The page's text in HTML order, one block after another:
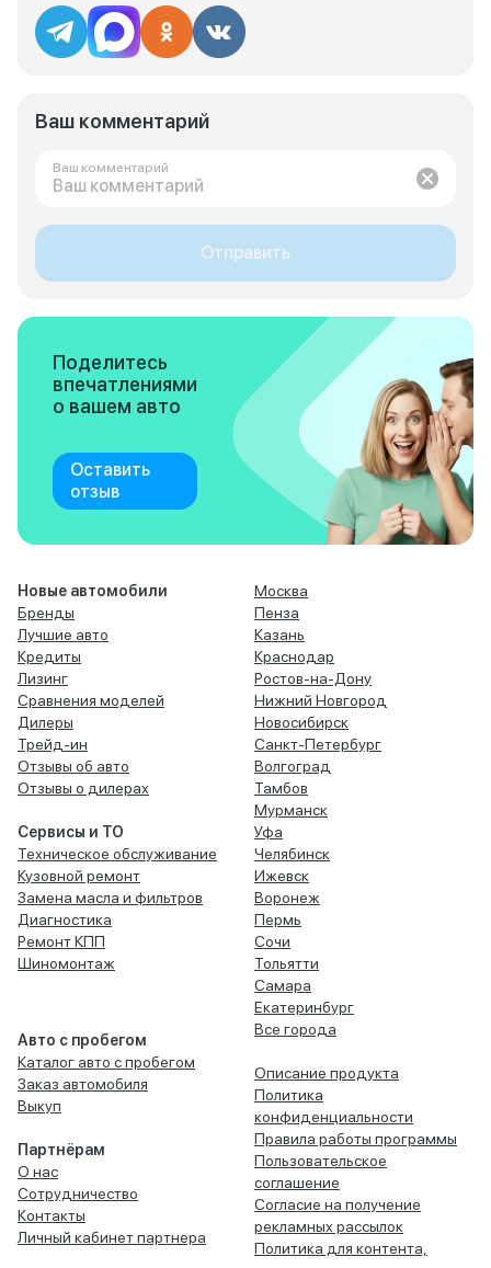
Ваш комментарий
Ваш комментарий
Отправить
Поделитесь
впечатлениями
о вашем авто
Оставить
отзыв
Новые автомобили
Бренды
Лучшие авто
Кредиты
Лизинг
Сравнения моделей
Дилеры
Трейд-ин
Отзывы об авто
Отзывы о дилерах
Сервисы и ТО
Техническое обслуживание
Кузовной ремонт
Замена масла и фильтров
Диагностика
Ремонт КПП
Шиномонтаж
Авто с пробегом
Каталог авто с пробегом
Заказ автомобиля
Выкуп
Партнёрам
О нас
Сотрудничество
Контакты
Личный кабинет партнера
Москва
Пенза
Казань
Краснодар
Ростов-на-Дону
Нижний Новгород
Новосибирск
Санкт-Петербург
Волгоград
Тамбов
Мурманск
Уфа
Челябинск
Ижевск
Воронеж
Пермь
Сочи
Тольятти
Самара
Екатеринбург
Все города
Описание продукта
Политика
конфиденциальности
Правила работы программы
Пользовательское
соглашение
Согласие на получение
рекламных рассылок
Политика для контента,